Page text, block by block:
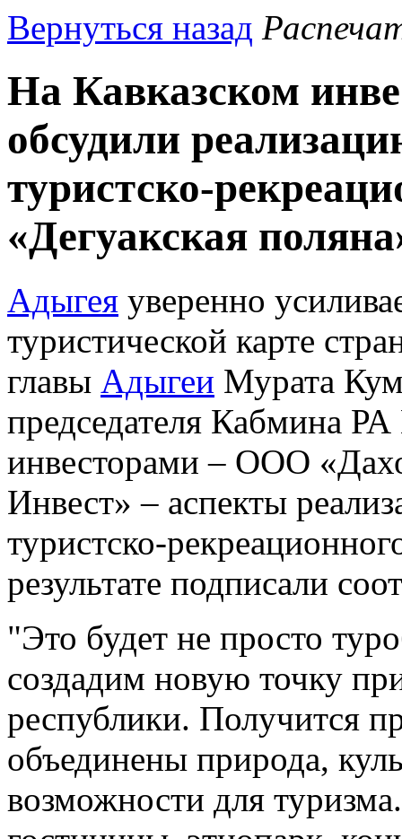
Вернуться назад
На Кавказском
обсудили
туристско-
«Дегуакская
Адыгея уверенно
туристической карте
главы Адыгеи Мурата
председателя Кабмина
инвесторами – ООО
Инвест» – аспекты
туристско-
результате подписали
"Это будет не просто
создадим новую точку
республики. Получится
объединены природа,
возможности для